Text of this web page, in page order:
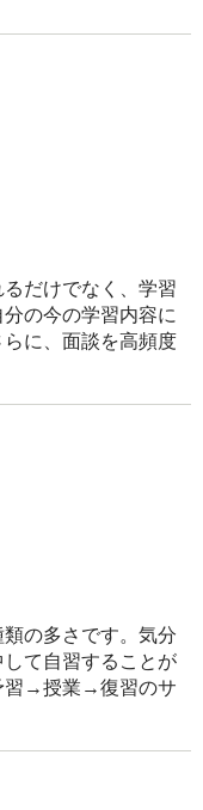
いく大切なことを
だけでなく、学習
の今の学習内容に
に、面談を高頻度
の多さです。気分
て自習することが
習→授業→復習のサ
を頂けたことが、
。